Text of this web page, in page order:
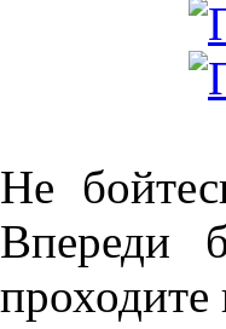
Не
Впереди